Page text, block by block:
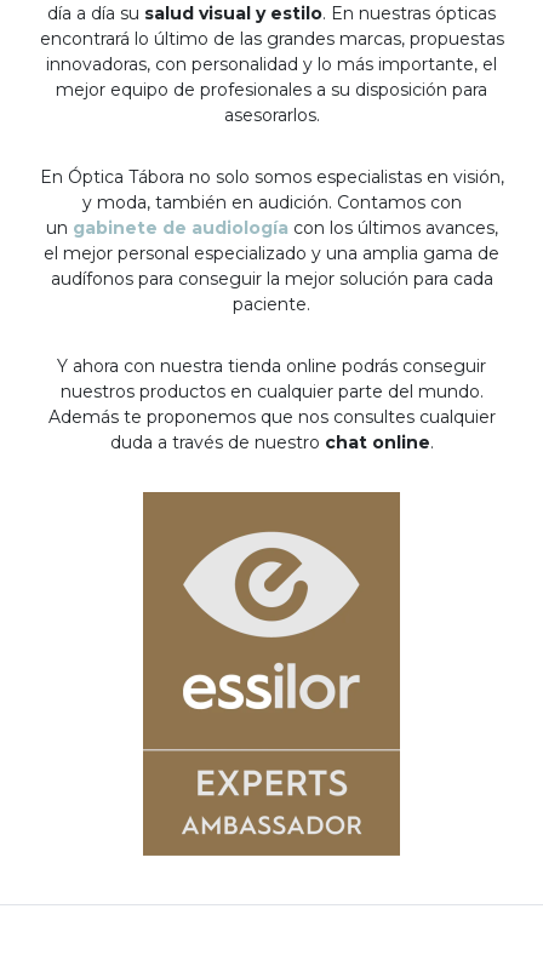
día a día su salud visual y estilo. En nuestras ópticas
encontrará lo último de las grandes marcas, propuestas
innovadoras, con personalidad y lo más importante, el
mejor equipo de profesionales a su disposición para
asesorarlos.
En Óptica Tábora no solo somos especialistas en visión,
y moda, también en audición. Contamos con
un gabinete de audiología con los últimos avances,
el mejor personal especializado y una amplia gama de
audífonos para conseguir la mejor solución para cada
paciente.
Y ahora con nuestra tienda online podrás conseguir
nuestros productos en cualquier parte del mundo.
Además te proponemos que nos consultes cualquier
duda a través de nuestro chat online.